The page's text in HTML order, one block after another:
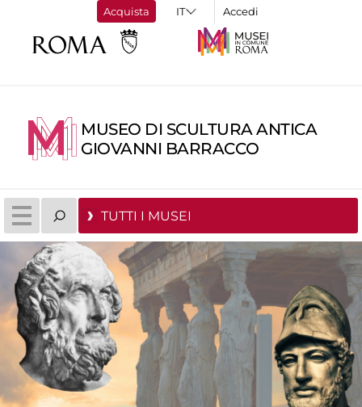
Acquista Accedi
MUSEO DI SCULTURA ANTICA
GIOVANNI BARRACCO
TUTTI I MUSEI